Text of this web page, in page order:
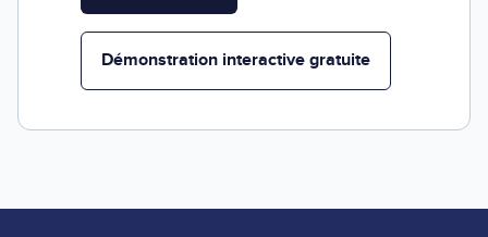
Démonstration interactive gratuite